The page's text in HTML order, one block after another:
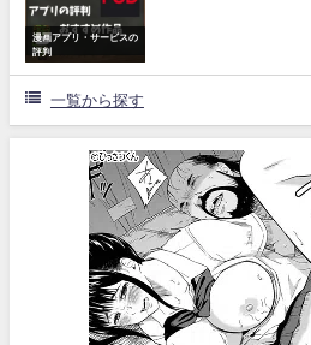
漫画アプリ・サービスの
評判
一覧から探す